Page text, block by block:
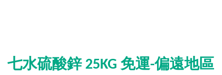
七水硫酸鋅 25KG 免運-偏遠地區